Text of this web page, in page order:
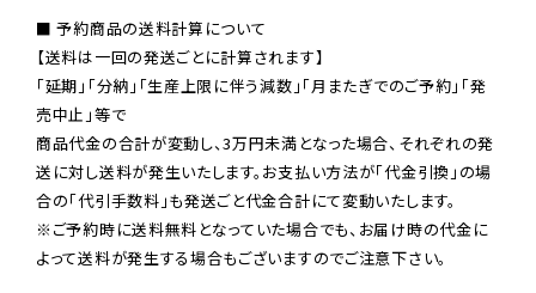
■ 予約商品の送料計算について
【送料は一回の発送ごとに計算されます】
「延期」「分納」「生産上限に伴う減数」「月またぎでのご予約」「発
売中止」等で
商品代金の合計が変動し、3万円未満となった場合、それぞれの発
送に対し送料が発生いたします。お支払い方法が「代金引換」の場
※ご予約時に送料無料となっていた場合でも、お届け時の代金に
よって送料が発生する場合もございますのでご注意下さい。